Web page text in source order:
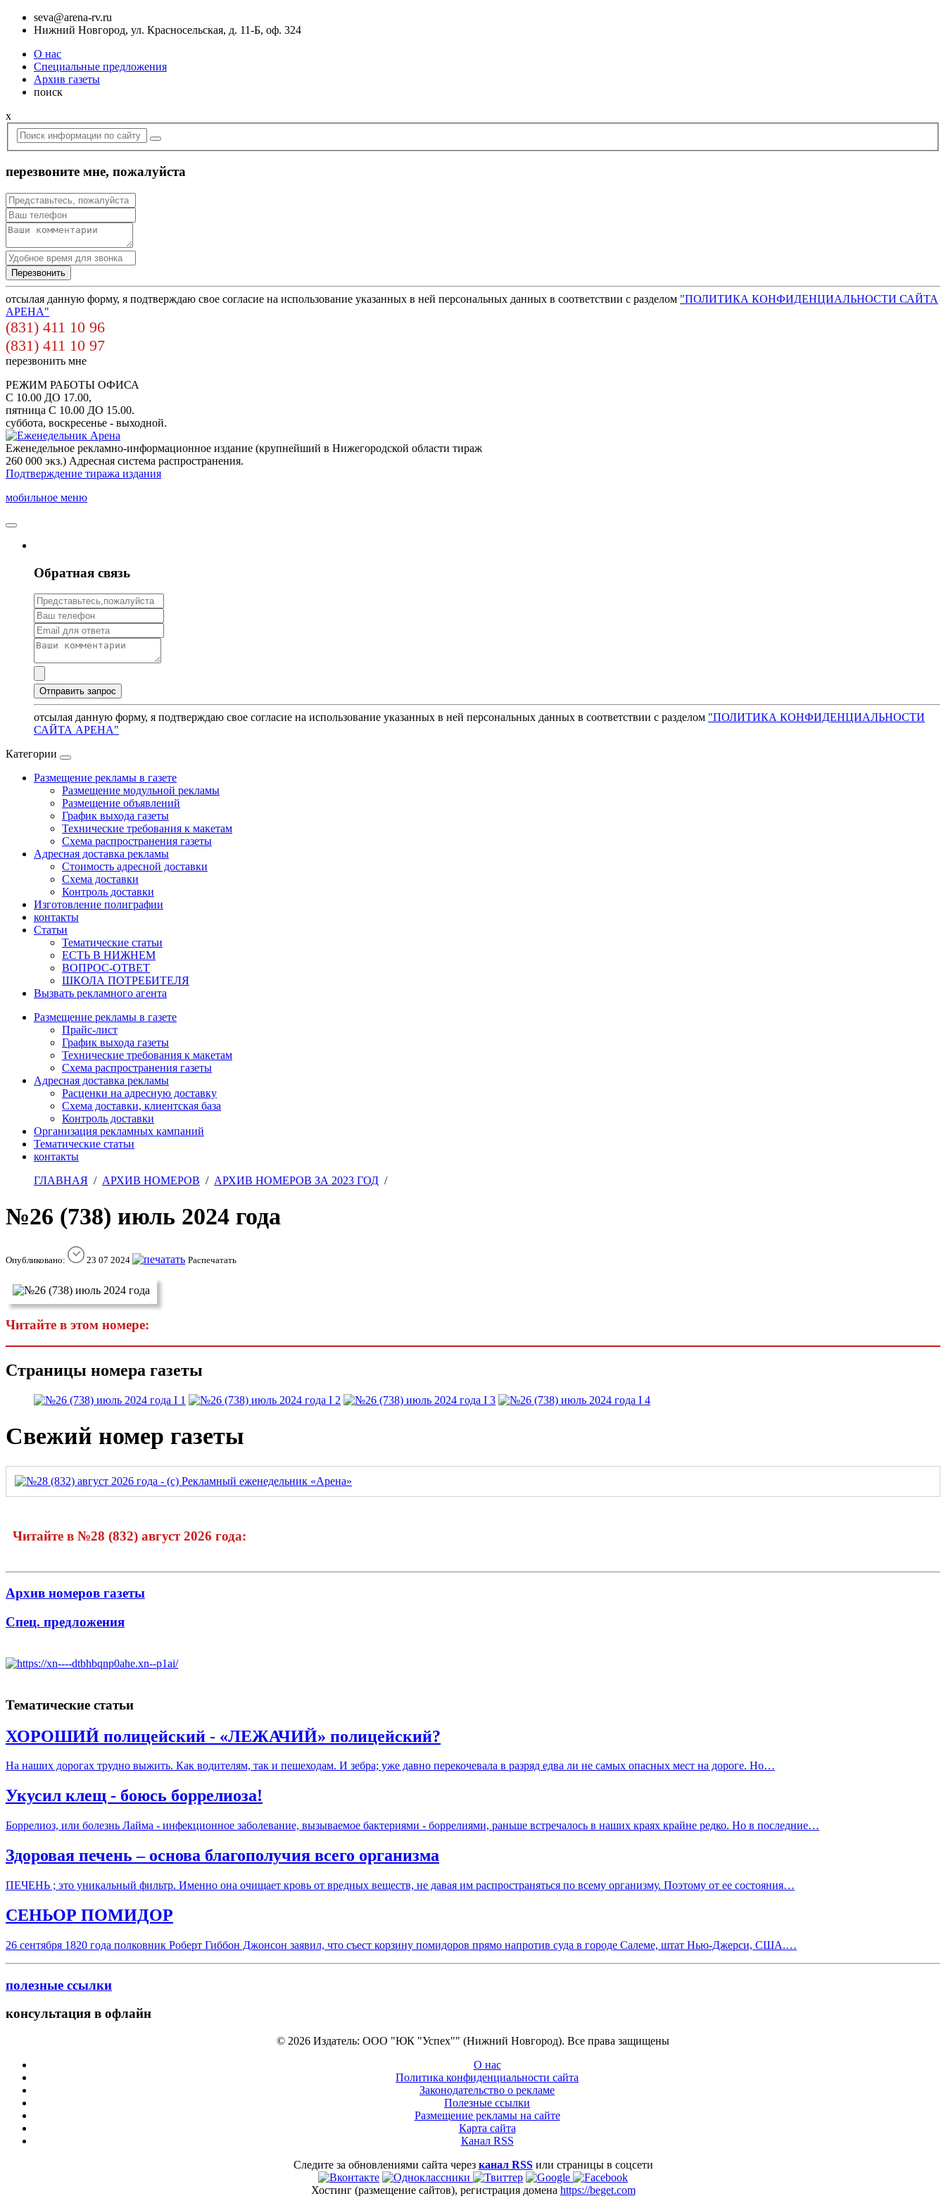
seva@arena-rv.ru
Нижний Новгород, ул. Красносельская, д. 11-Б, оф. 324
О нас
Специальные предложения
Архив газеты
поиск
x
перезвоните мне, пожалуйста
отсылая данную форму, я подтверждаю свое согласие на использование указанных в ней персональных данных в соответствии с разделом "ПОЛИТИКА КОНФИДЕНЦИАЛЬНОСТИ САЙТА
АРЕНА"
(831) 411 10 96
(831) 411 10 97
перезвонить мне
РЕЖИМ РАБОТЫ ОФИСА
С 10.00 ДО 17.00,
пятница С 10.00 ДО 15.00.
суббота, воскресенье - выходной.
Еженедельное рекламно-информационное издание (крупнейший в Нижегородской области тираж
260 000 экз.) Адресная система распространения.
Подтверждение тиража издания
мобильное меню
Обратная связь
отсылая данную форму, я подтверждаю свое согласие на использование указанных в ней персональных данных в соответствии с разделом "ПОЛИТИКА КОНФИДЕНЦИАЛЬНОСТИ
САЙТА АРЕНА"
Категории
Размещение рекламы в газете
Размещение модульной рекламы
Размещение объявлений
График выхода газеты
Технические требования к макетам
Схема распространения газеты
Адресная доставка рекламы
Стоимость адресной доставки
Схема доставки
Контроль доставки
Изготовление полиграфии
контакты
Статьи
Тематические статьи
ЕСТЬ В НИЖНЕМ
ВОПРОС-ОТВЕТ
ШКОЛА ПОТРЕБИТЕЛЯ
Вызвать рекламного агента
Размещение рекламы в газете
Прайс-лист
График выхода газеты
Технические требования к макетам
Схема распространения газеты
Адресная доставка рекламы
Расценки на адресную доставку
Схема доставки, клиентская база
Контроль доставки
Организация рекламных кампаний
Тематические статьи
контакты
ГЛАВНАЯ / АРХИВ НОМЕРОВ / АРХИВ НОМЕРОВ ЗА 2023 ГОД /
№26 (738) июль 2024 года
Опубликовано: 23 07 2024 Распечатать
Читайте в этом номере:
Страницы номера газеты
Свежий номер газеты
Читайте в №28 (832) август 2026 года:
Архив номеров газеты
Спец. предложения
Тематические статьи
ХОРОШИЙ полицейский - «ЛЕЖАЧИЙ» полицейский?
На наших дорогах трудно выжить. Как водителям, так и пешеходам. И зебра; уже давно перекочевала в разряд едва ли не самых опасных мест на дороге. Но…
Укусил клещ - боюсь боррелиоза!
Боррелиоз, или болезнь Лайма - инфекционное заболевание, вызываемое бактериями - боррелиями, раньше встречалось в наших краях крайне редко. Но в последние…
Здоровая печень – основа благополучия всего организма
ПЕЧЕНЬ ; это уникальный фильтр. Именно она очищает кровь от вредных веществ, не давая им распространяться по всему организму. Поэтому от ее состояния…
СЕНЬОР ПОМИДОР
26 сентября 1820 года полковник Роберт Гиббон Джонсон заявил, что съест корзину помидоров прямо напротив суда в городе Салеме, штат Нью-Джерси, США.…
полезные ссылки
консультация в офлайн
© 2026 Издатель: ООО "ЮК "Успех"" (Нижний Новгород). Все права защищены
О нас
Политика конфиденциальности сайта
Законодательство о рекламе
Полезные ссылки
Размещение рекламы на сайте
Карта сайта
Канал RSS
Следите за обновлениями сайта через канал RSSили страницы в соцсети
Хостинг (размещение сайтов), регистрация домена https://beget.com